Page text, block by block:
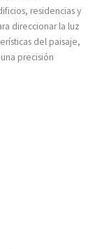
residencias y
direccionar la luz
del paisaje,
precisión